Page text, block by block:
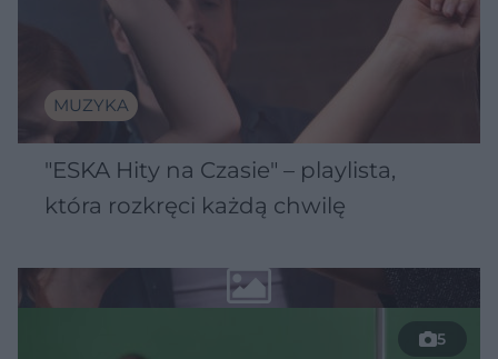
MUZYKA
"ESKA Hity na Czasie" – playlista,
która rozkręci każdą chwilę
5